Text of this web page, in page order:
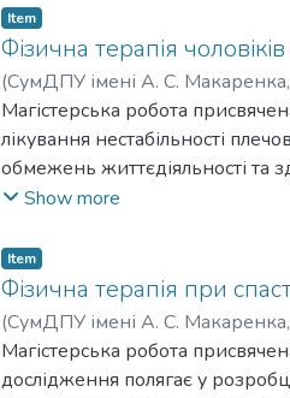
перелому дистального
дистального метаепіфізу
Item
Фізична терапія
(СумДПУ імені А. С. Макаренка,
Viktorivna
Магістерська робота
лікування нестабільності
обмежень життєдіяльності та
доменів Міжнародної
груп, на користь пацієнтів
приводу нестабільності
Show more
Item
Фізична терапія при
(СумДПУ імені А. С. Макаренка,
Mykolaivna
Магістерська робота
дослідження полягає у